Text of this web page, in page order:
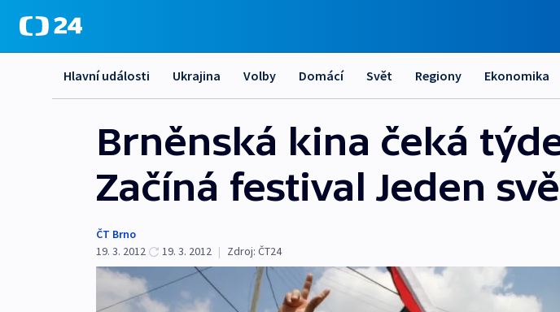
Hlavní události Ukrajina Volby Domácí Svět Regiony Ekonomika
Brněnská kina čeká
Začíná festival Jeden
ČT Brno
19. 3. 2012
19. 3. 2012 | Zdroj: ČT24